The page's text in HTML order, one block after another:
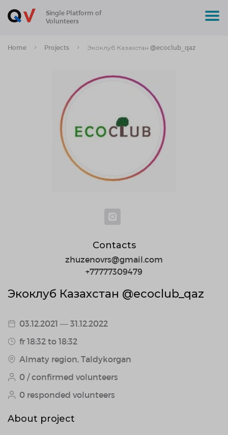
Single Platform of
Volunteers
Home Projects Экоклуб Казахстан @ecoclub_qaz
Contacts
zhuzenovrs@gmail.com
+77777309479
Экоклуб Казахстан @ecoclub_qaz
03.12.2021 — 31.12.2022
fr 18:32 to 18:32
Almaty region, Taldykorgan
0 / confirmed volunteers
0 responded volunteers
About project